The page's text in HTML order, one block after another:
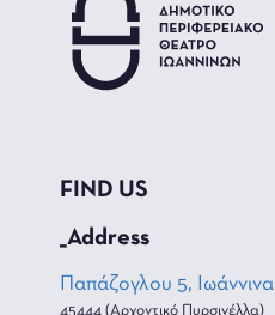
FIND US
_Address
Παπάζογλου 5, Ιωάννινα
45444 (Αρχοντικό Πυρσινέλλα)